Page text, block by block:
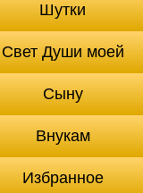
Шутки
Свет Души моей
Сыну
Внукам
Избранное